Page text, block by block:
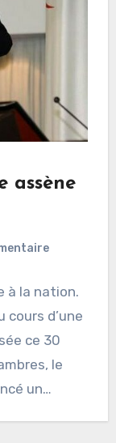
assène
à la nation.
cours d’une
ce 30
le
un…